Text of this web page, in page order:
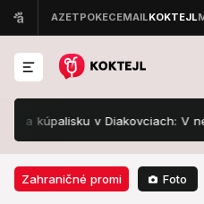
v Diakovciach: V
Zahraničné promi Foto
Zahraničné promi 22. júl.